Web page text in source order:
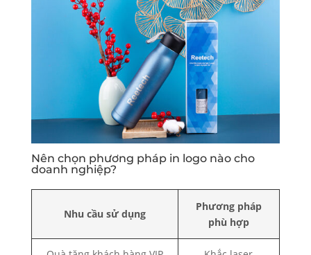
Nên chọn phương pháp in logo nào cho
doanh nghiệp?
Nhu cầu sử dụng
Phương pháp
phù hợp